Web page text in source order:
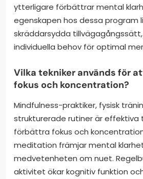
ytterligare förbättrar mental
egenskapen hos dessa program
skräddarsydda
individuella behov för optimal
Vilka tekniker används för
fokus och koncentration?
Mindfulness-praktiker, fysisk
strukturerade rutiner är effektiva
förbättra fokus och
meditation främjar mental
medvetenheten om nuet.
aktivitet ökar kognitiv funktion